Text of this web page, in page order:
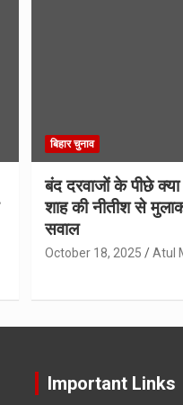
बिहार चुनाव
बंद दरवाजों के पीछे
शाह की नीतीश से
सवाल
October 18, 2025 Atul
Important Links